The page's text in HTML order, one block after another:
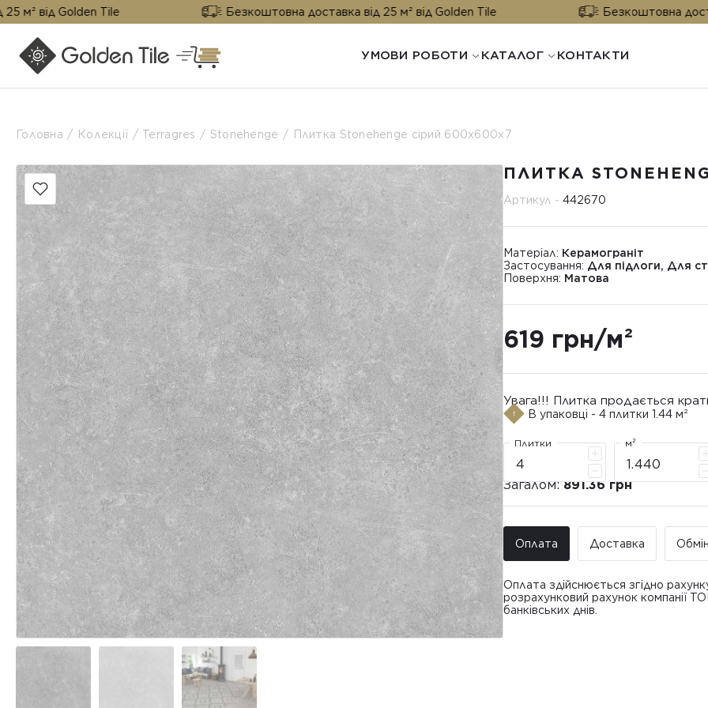
Golden Tile Безкоштовна доставка від 25 м² від Golden Tile Безкоштовна доставка
УМОВИ РОБОТИ КАТАЛОГ КОНТАКТИ
Головна Колекції Terragres Stonehenge Плитка Stonehenge сірий 600х600х7
ПЛИТКА
Артикул -442670
Матеріал: Керамограніт
Застосування: Для підлоги, Для
Поверхня: Матова
619 грн/м²
Увага!!! Плитка продається
В упаковці - 4 плитки 1.44 м²
Плитки м²
Загалом:891.36 грн
Оплата Доставка Обмін
Оплата здійснюється згідно
розрахунковий рахунок компанії
банківських днів.